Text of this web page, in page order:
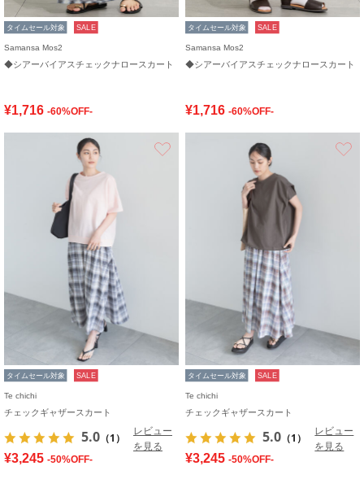
タイムセール対象 SALE
Samansa Mos2
◆シアーバイアスチェックナロースカート
¥1,716 -60%OFF-
タイムセール対象 SALE
Samansa Mos2
◆シアーバイアスチェックナロースカート
¥1,716 -60%OFF-
タイムセール対象 SALE
Te chichi
チェックギャザースカート
5.0 （1）
レビュー
を見る
¥3,245 -50%OFF-
タイムセール対象 SALE
Te chichi
チェックギャザースカート
5.0 （1）
レビュー
を見る
¥3,245 -50%OFF-